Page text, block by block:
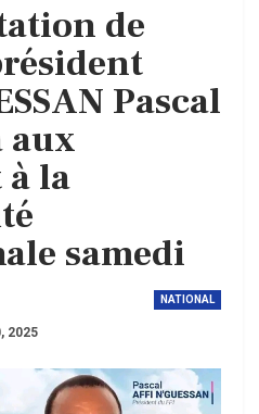
de
Pascal
aux
la
samedi
NATIONAL
2025